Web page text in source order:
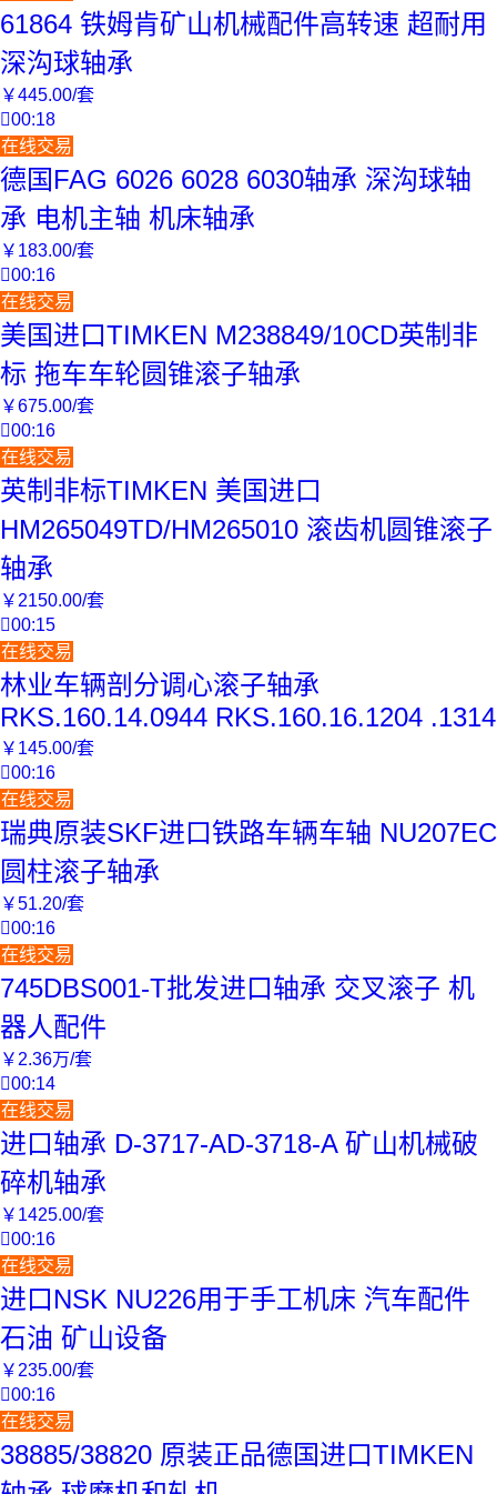
61864 铁姆肯矿山机械配件高转速 超耐用
深沟球轴承
￥445.00/套
00:18
在线交易
德国FAG 6026 6028 6030轴承 深沟球轴
承 电机主轴 机床轴承
￥ 183.00/套
00:16
在线交易
美国进口TIMKEN M238849/10CD英制非
标 拖车车轮圆锥滚子轴承
￥675.00/套
00:16
在线交易
英制非标TIMKEN 美国进口
HM265049TD/HM265010 滚齿机圆锥滚子
轴承
￥ 2150.00/套
00:15
在线交易
林业车辆剖分调心滚子轴承
RKS.160.14.0944 RKS.160.16.1204 .1314
￥ 145.00/套
00:16
在线交易
瑞典原装SKF进口铁路车辆车轴 NU207EC
圆柱滚子轴承
￥51.20/套
00:16
在线交易
745DBS001-T批发进口轴承 交叉滚子 机
器人配件
￥ 2.36万/套
00:14
在线交易
进口轴承 D-3717-AD-3718-A 矿山机械破
碎机轴承
￥ 1425.00/套
00:16
在线交易
进口NSK NU226用于手工机床 汽车配件
石油 矿山设备
￥ 235.00/套
00:16
在线交易
38885/38820 原装正品德国进口TIMKEN